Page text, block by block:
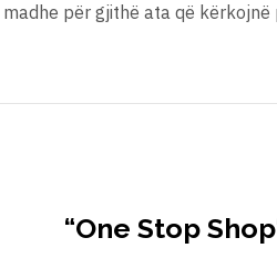
për gjithë ata që
“One Stop